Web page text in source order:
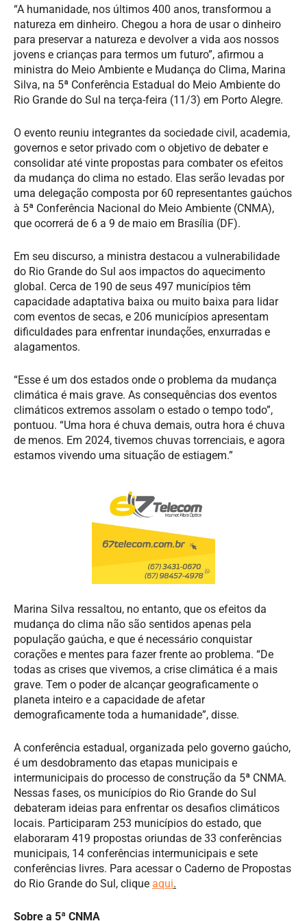
“A humanidade, nos últimos 400 anos, transformou a
natureza em dinheiro. Chegou a hora de usar o dinheiro
para preservar a natureza e devolver a vida aos nossos
jovens e crianças para termos um futuro”, afirmou a
ministra do Meio Ambiente e Mudança do Clima, Marina
Silva, na 5ª Conferência Estadual do Meio Ambiente do
Rio Grande do Sul na terça-feira (11/3) em Porto Alegre.
O evento reuniu integrantes da sociedade civil, academia,
governos e setor privado com o objetivo de debater e
consolidar até vinte propostas para combater os efeitos
da mudança do clima no estado. Elas serão levadas por
uma delegação composta por 60 representantes gaúchos
à 5ª Conferência Nacional do Meio Ambiente (CNMA),
que ocorrerá de 6 a 9 de maio em Brasília (DF).
Em seu discurso, a ministra destacou a vulnerabilidade
do Rio Grande do Sul aos impactos do aquecimento
global. Cerca de 190 de seus 497 municípios têm
capacidade adaptativa baixa ou muito baixa para lidar
com eventos de secas, e 206 municípios apresentam
dificuldades para enfrentar inundações, enxurradas e
alagamentos.
“Esse é um dos estados onde o problema da mudança
climática é mais grave. As consequências dos eventos
climáticos extremos assolam o estado o tempo todo”,
pontuou. “Uma hora é chuva demais, outra hora é chuva
de menos. Em 2024, tivemos chuvas torrenciais, e agora
estamos vivendo uma situação de estiagem.”
Marina Silva ressaltou, no entanto, que os efeitos da
mudança do clima não são sentidos apenas pela
população gaúcha, e que é necessário conquistar
corações e mentes para fazer frente ao problema. “De
todas as crises que vivemos, a crise climática é a mais
grave. Tem o poder de alcançar geograficamente o
planeta inteiro e a capacidade de afetar
demograficamente toda a humanidade”, disse.
A conferência estadual, organizada pelo governo gaúcho,
é um desdobramento das etapas municipais e
intermunicipais do processo de construção da 5ª CNMA.
Nessas fases, os municípios do Rio Grande do Sul
debateram ideias para enfrentar os desafios climáticos
locais. Participaram 253 municípios do estado, que
elaboraram 419 propostas oriundas de 33 conferências
municipais, 14 conferências intermunicipais e sete
conferências livres. Para acessar o Caderno de Propostas
do Rio Grande do Sul, clique aqui.
Sobre a 5ª CNMA